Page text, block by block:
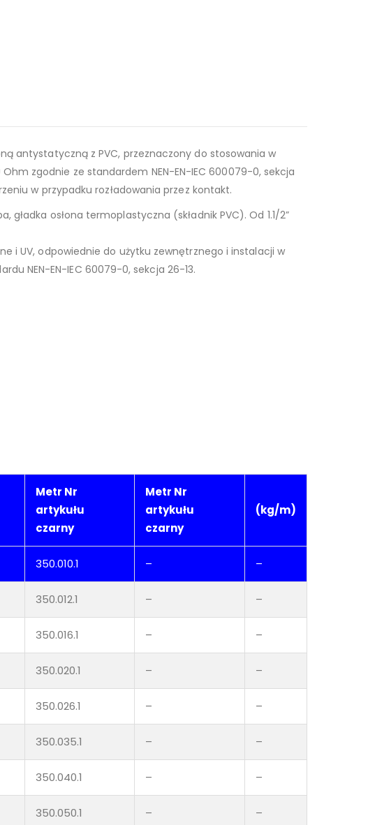
antystatyczną z PVC, przeznaczony do stosowania w
zgodnie ze standardem NEN-EN-IEC 600079-0, sekcja
w przypadku rozładowania przez kontakt.
osłona termoplastyczna (składnik PVC). Od 1.1/2”
i UV, odpowiednie do użytku zewnętrznego i instalacji w
NEN-EN-IEC 60079-0, sekcja 26-13.
Metr Nr
artykułu
czarny
Metr Nr
artykułu
czarny
(kg/m)
350.010.1 – –
350.012.1 – –
350.016.1 – –
350.020.1 – –
350.026.1 – –
350.035.1 – –
350.040.1 – –
350.050.1 – –